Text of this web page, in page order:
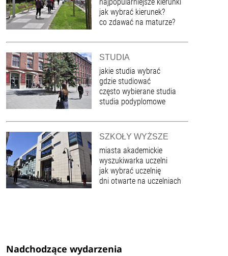
najpopularniejsze kierunki
jak wybrać kierunek?
co zdawać na maturze?
STUDIA
jakie studia wybrać
gdzie studiować
często wybierane studia
studia podyplomowe
SZKOŁY WYŻSZE
miasta akademickie
wyszukiwarka uczelni
jak wybrać uczelnię
dni otwarte na uczelniach
Nadchodzące wydarzenia